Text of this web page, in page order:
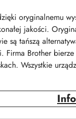
oryginalnemu
jakości.
są tańszą
Firma Brother
Wszystkie